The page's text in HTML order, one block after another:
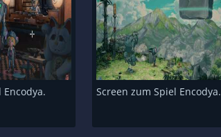
Screen zum Spiel Encodya.